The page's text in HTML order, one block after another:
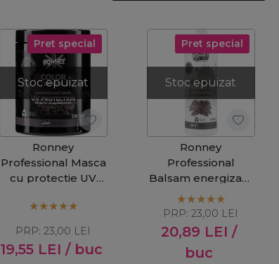
Stoc epuizat
Pret special
Ronney
Professional Masca
cu protectie UV
Color Repair
1000ml
19,55 LEI / buc
PRP:23,00 LEI
Stoc epuizat
Pret special
Ronney
Professional
Balsam energizant
pentru par vopsit
Babassu Oil 1000ml
20,89 LEI /
buc
PRP:23,00 LEI